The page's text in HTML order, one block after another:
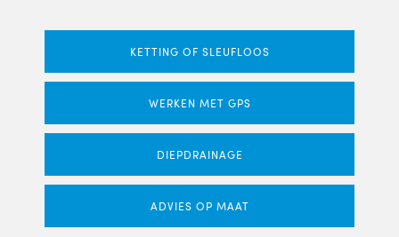
KETTING OF SLEUFLOOS
WERKEN MET GPS
DIEPDRAINAGE
ADVIES OP MAAT